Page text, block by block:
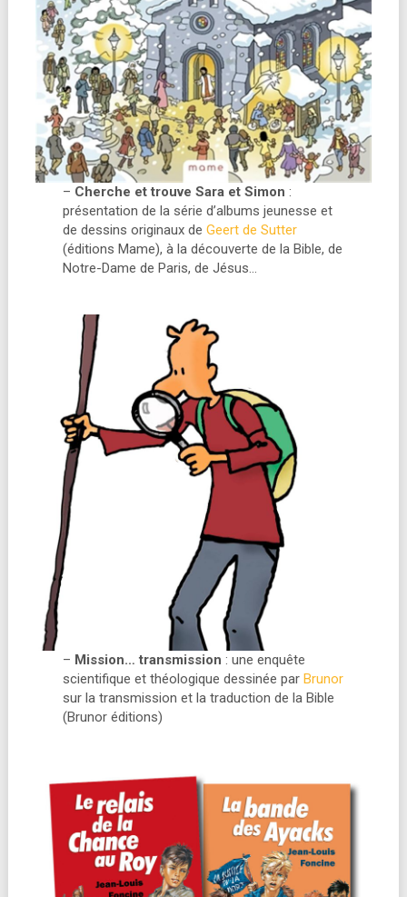
– Cherche et trouve Sara et Simon :
présentation de la série d’albums jeunesse et
de dessins originaux de Geert de Sutter
(éditions Mame), à la découverte de la Bible, de
Notre-Dame de Paris, de Jésus…
– Mission… transmission : une enquête
scientifique et théologique dessinée par Brunor
sur la transmission et la traduction de la Bible
(Brunor éditions)